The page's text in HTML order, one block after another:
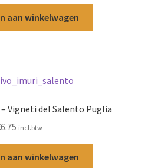
aan winkelwagen
Vigneti del Salento Puglia
6.75 incl.btw
aan winkelwagen